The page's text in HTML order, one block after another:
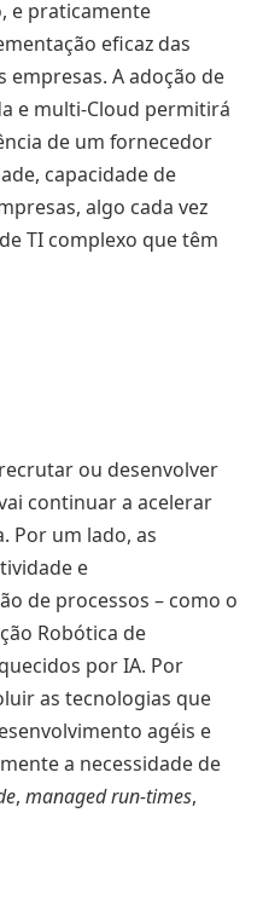
e praticamente
eficaz das
empresas. A adoção de
e multi-Cloud permitirá
de um fornecedor
capacidade de
algo cada vez
TI complexo que têm
ou desenvolver
continuar a acelerar
Por um lado, as
e
de processos – como o
Robótica de
por IA. Por
as tecnologias que
agéis e
a necessidade de
, managed run-times,